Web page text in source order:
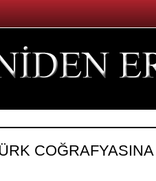
COĞRAFYASINA